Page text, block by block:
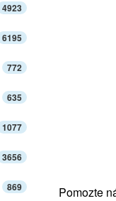
Pomozte
4923
6195
772
635
1077
3656
869